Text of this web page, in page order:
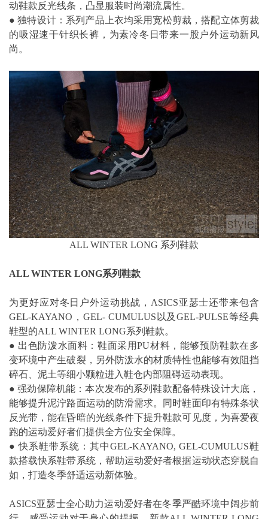
动鞋款反光线条，凸显服装时尚潮流属性。
● 独特设计：系列产品上衣均采用宽松剪裁，搭配立体剪裁
的吸湿速干针织长裤，为素冷冬日带来一股户外运动新风
尚。
ALL WINTER LONG 系列鞋款
ALL WINTER LONG系列鞋款
为更好应对冬日户外运动挑战，ASICS亚瑟士还带来包含
GEL-KAYANO，GEL- CUMULUS以及GEL-PULSE等经典
鞋型的ALL WINTER LONG系列鞋款。
● 出色防泼水面料：鞋面采用PU材料，能够预防鞋款在多
变环境中产生破裂，另外防泼水的材质特性也能够有效阻挡
碎石、泥土等细小颗粒进入鞋仓内部阻碍运动表现。
● 强劲保障机能：本次发布的系列鞋款配备特殊设计大底，
能够提升泥泞路面运动的防滑需求。同时鞋面印有特殊条状
反光带，能在昏暗的光线条件下提升鞋款可见度，为喜爱夜
跑的运动爱好者们提供全方位安全保障。
● 快系鞋带系统：其中GEL-KAYANO, GEL-CUMULUS鞋
款搭载快系鞋带系统，帮助运动爱好者根据运动状态穿脱自
如，打造冬季舒适运动新体验。
ASICS亚瑟士全心助力运动爱好者在冬季严酷环境中阔步前